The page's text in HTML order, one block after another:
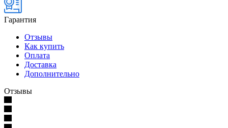
Гарантия
Отзывы
Как купить
Оплата
Доставка
Дополнительно
Отзывы